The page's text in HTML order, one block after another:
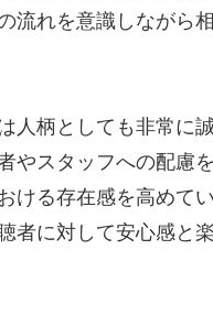
流れを意識しながら
人柄としても非常に
やスタッフへの配慮
ける存在感を高めて
者に対して安心感と